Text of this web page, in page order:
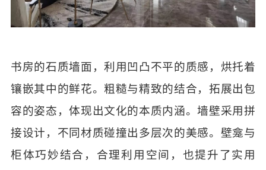
书房的石质墙面，利用凹凸不平的质感，烘托着
镶嵌其中的鲜花。粗糙与精致的结合，拓展出包
容的姿态，体现出文化的本质内涵。墙壁采用拼
接设计，不同材质碰撞出多层次的美感。壁龛与
柜体巧妙结合，合理利用空间，也提升了实用